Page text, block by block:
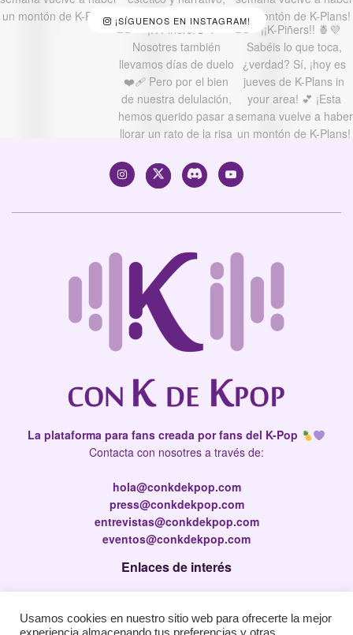
¡SÍGUENOS EN INSTAGRAM!
La plataforma para fans creada por fans del K-Pop
Contacta con nosotres a través de:
hola@conkdekpop.com
press@conkdekpop.com
entrevistas@conkdekpop.com
eventos@conkdekpop.com
Enlaces de interés
Política de privacidad
Usamos cookies en nuestro sitio web para ofrecerte la mejor